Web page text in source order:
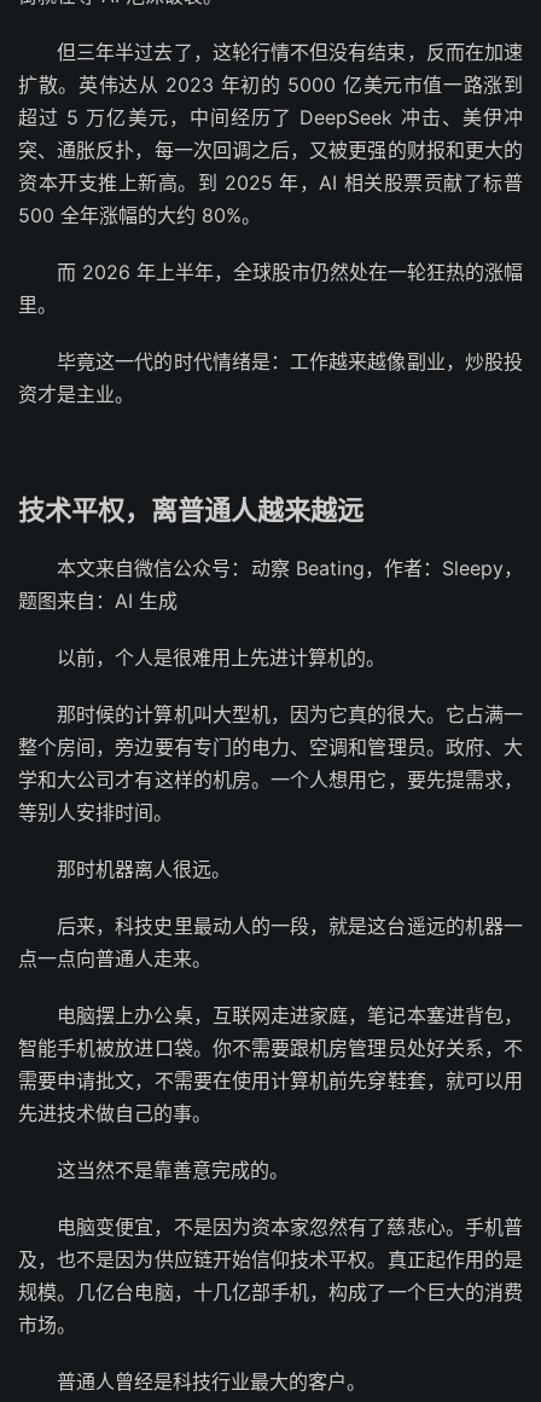
但三年半过去了，这轮行情不但没有结束，反而在加速
扩散。英伟达从 2023 年初的 5000 亿美元市值一路涨到
超过 5 万亿美元，中间经历了 DeepSeek 冲击、美伊冲
突、通胀反扑，每一次回调之后，又被更强的财报和更大的
资本开支推上新高。到 2025 年，AI 相关股票贡献了标普
500 全年涨幅的大约 80%。
而 2026 年上半年，全球股市仍然处在一轮狂热的涨幅
里。
毕竟这一代的时代情绪是：工作越来越像副业，炒股投
资才是主业。
技术平权，离普通人越来越远
本文来自微信公众号：动察 Beating，作者：Sleepy，
题图来自：AI 生成
以前，个人是很难用上先进计算机的。
那时候的计算机叫大型机，因为它真的很大。它占满一
整个房间，旁边要有专门的电力、空调和管理员。政府、大
学和大公司才有这样的机房。一个人想用它，要先提需求，
等别人安排时间。
那时机器离人很远。
后来，科技史里最动人的一段，就是这台遥远的机器一
点一点向普通人走来。
电脑摆上办公桌，互联网走进家庭，笔记本塞进背包，
智能手机被放进口袋。你不需要跟机房管理员处好关系，不
需要申请批文，不需要在使用计算机前先穿鞋套，就可以用
先进技术做自己的事。
这当然不是靠善意完成的。
电脑变便宜，不是因为资本家忽然有了慈悲心。手机普
及，也不是因为供应链开始信仰技术平权。真正起作用的是
规模。几亿台电脑，十几亿部手机，构成了一个巨大的消费
市场。
普通人曾经是科技行业最大的客户。